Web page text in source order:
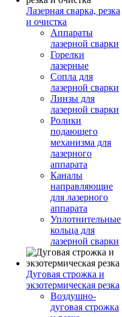
Лазерная сварка, резка
и очистка
Аппараты
лазерной сварки
Горелки
лазерные
Сопла для
лазерной сварки
Линзы для
лазерной сварки
Ролики
подающего
механизма для
лазерного
аппарата
Каналы
направляющие
для лазерного
аппарата
Уплотнительные
кольца для
лазерной сварки
Дуговая строжка и
экзотермическая резка
Воздушно-
дуговая строжка